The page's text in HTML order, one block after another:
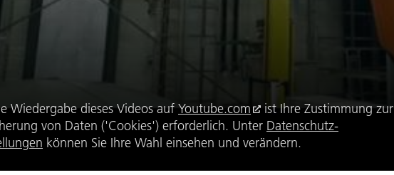
Wiedergabe dieses Videos auf Youtube.com
ist Ihre Zustimmung zur
von Daten ('Cookies') erforderlich. Unter Datenschutz-
können Sie Ihre Wahl einsehen und verändern.